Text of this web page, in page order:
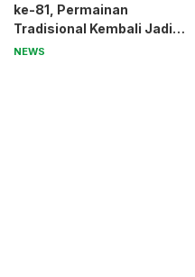
ke-81, Permainan
Tradisional Kembali Jadi
Magnet
NEWS